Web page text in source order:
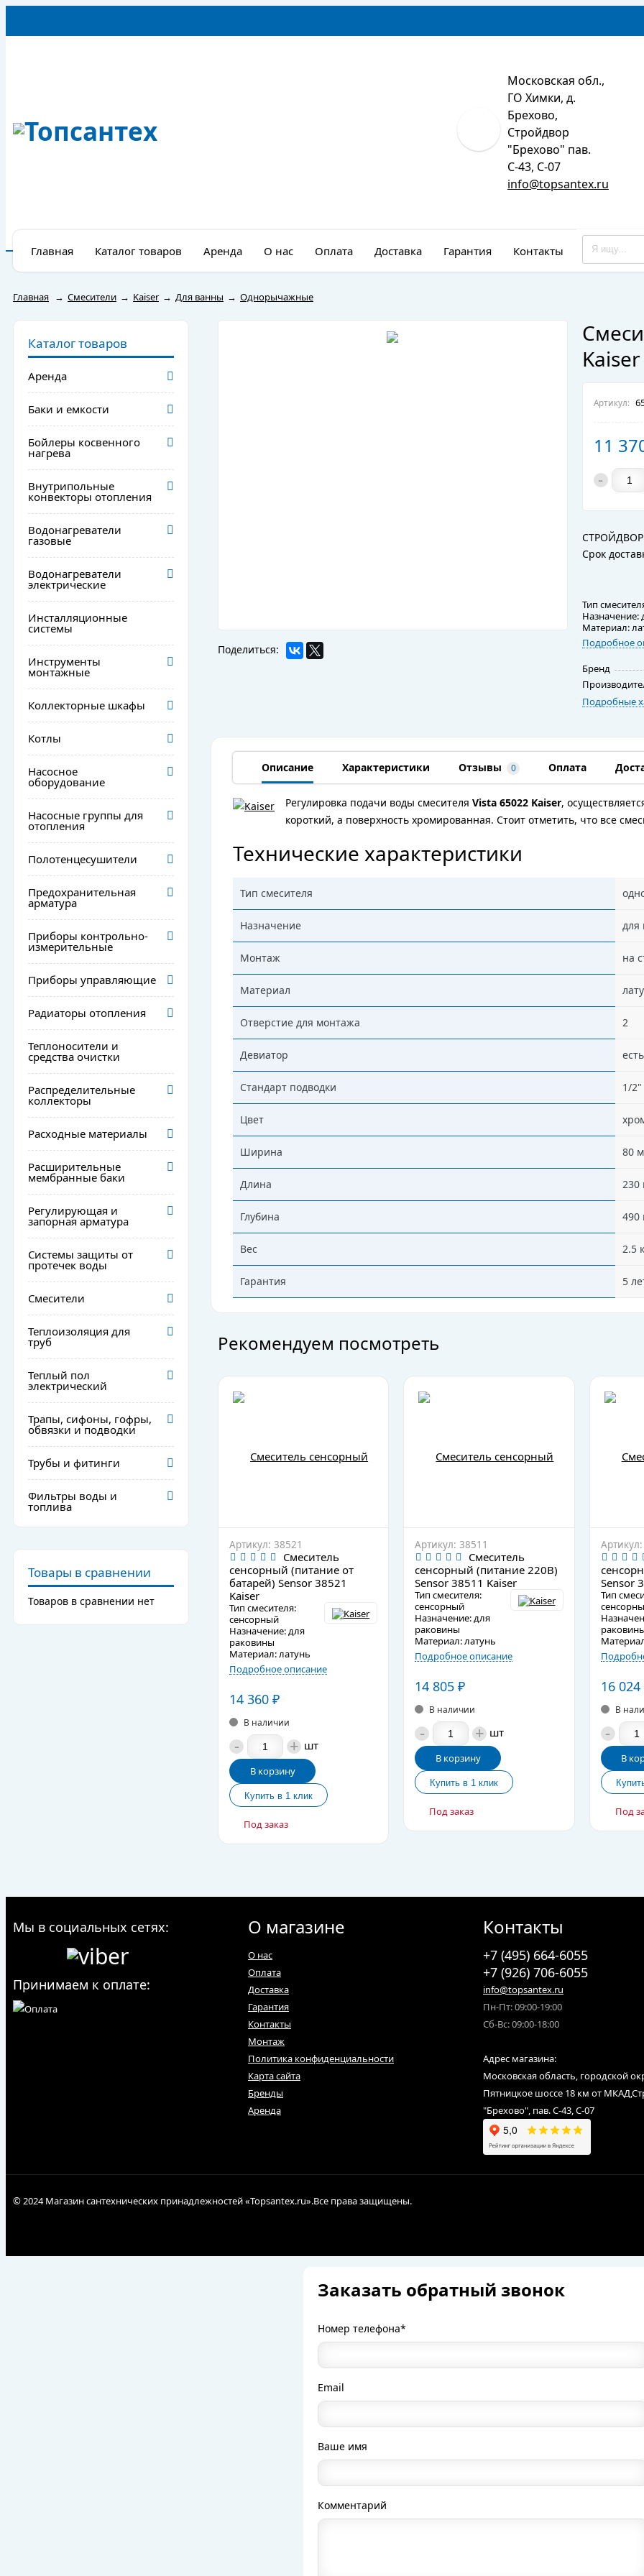
Московская обл.,
ГО Химки, д.
Брехово,
Стройдвор
"Брехово" пав.
С-43, С-07
info@topsantex.ru
Главная Каталог товаров Аренда О нас Оплата Доставка Гарантия Контакты Монтаж
Главная → Смесители → Kaiser → Для ванны → Однорычажные
Каталог товаров
Аренда
Баки и емкости
Бойлеры косвенного
нагрева
Внутрипольные
конвекторы отопления
Водонагреватели
газовые
Водонагреватели
электрические
Инсталляционные
системы
Инструменты
монтажные
Коллекторные шкафы
Котлы
Насосное
оборудование
Насосные группы для
отопления
Полотенцесушители
Предохранительная
арматура
Приборы контрольно-
измерительные
Приборы управляющие
Радиаторы отопления
Теплоносители и
средства очистки
Распределительные
коллекторы
Расходные материалы
Расширительные
мембранные баки
Регулирующая и
запорная арматура
Системы защиты от
протечек воды
Смесители
Теплоизоляция для
труб
Теплый пол
электрический
Трапы, сифоны, гофры,
обвязки и подводки
Трубы и фитинги
Фильтры воды и
топлива
Товары в сравнении
Товаров в сравнении нет
Поделиться:
Kaiser
Артикул:
11
-
Срок
Тип
Назначение:
Материал:
Подробное
Бренд
Подробные
Описание Характеристики Отзывы 0 Оплата
Регулировка подачи воды смесителя Vista 65022 Kaiser,
короткий, а поверхность хромированная. Cтоит отметить, что все
Технические характеристики
Тип смесителя
Назначение для
Монтаж на
Материал
Отверстие для монтажа 2
Девиатор есть
Стандарт подводки 1/2"
Цвет
Ширина 80
Длина 230
Глубина 490
Вес 2.5
Гарантия 5
Рекомендуем посмотреть
Артикул: 38521
Смеситель
сенсорный (питание от
батарей) Sensor 38521
Kaiser
Тип смесителя:
сенсорный
Назначение: для
раковины
Материал: латунь
Подробное описание
14 360 ₽
В наличии
- + шт
В корзину
Под заказ
Артикул: 38511
Смеситель
сенсорный (питание 220В)
Sensor 38511 Kaiser
Тип смесителя:
сенсорный
Назначение: для
раковины
Материал: латунь
Подробное описание
14 805₽
В наличии
- + шт
В корзину
Под заказ
Sensor
Тип
16 024
В
-
В
Под
Мы в социальных сетях:
Принимаем к оплате:
О магазине
О нас
Оплата
Доставка
Гарантия
Контакты
Монтаж
Политика конфиденциальности
Карта сайта
Бренды
Аренда
Контакты
+7 (495) 664-6055
+7 (926) 706-6055
info@topsantex.ru
Пн-Пт: 09:00-19:00
Сб-Вс: 09:00-18:00
Адрес магазина:
Московская область, городской
Пятницкое шоссе 18 км от
"Брехово", пав. С-43, С-07
© 2024 Магазин сантехнических принадлежностей «Topsantex.ru».Все права защищены.
Заказать обратный звонок
Номер телефона*
Email
Ваше имя
Комментарий